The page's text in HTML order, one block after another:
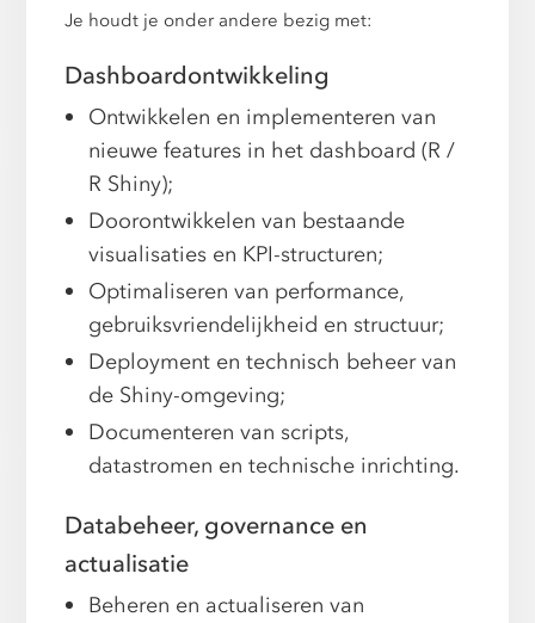
Je houdt je onder andere bezig met:
Dashboardontwikkeling
Ontwikkelen en implementeren van
nieuwe features in het dashboard (R /
R Shiny);
Doorontwikkelen van bestaande
visualisaties en KPI-structuren;
Optimaliseren van performance,
gebruiksvriendelijkheid en structuur;
Deployment en technisch beheer van
de Shiny-omgeving;
Documenteren van scripts,
datastromen en technische inrichting.
Databeheer, governance en
actualisatie
Beheren en actualiseren van